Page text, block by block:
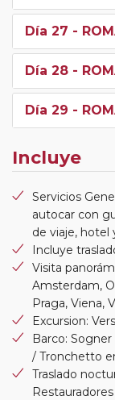
Día 27 -
Día 28 -
Día 29 -
Incluye
Servicios
autocar con
de viaje, hotel
Incluye
Visita
Amsterdam,
Praga, Viena,
Excursion:
Barco:
/ Tronchetto
Traslado